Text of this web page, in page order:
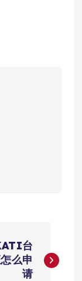
台
么申
请